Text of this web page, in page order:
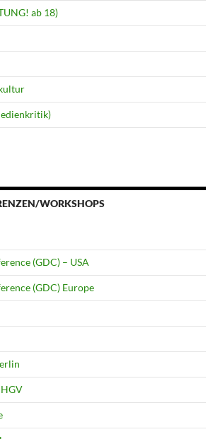
ab 18)
WORKSHOPS
(GDC) – USA
(GDC) Europe